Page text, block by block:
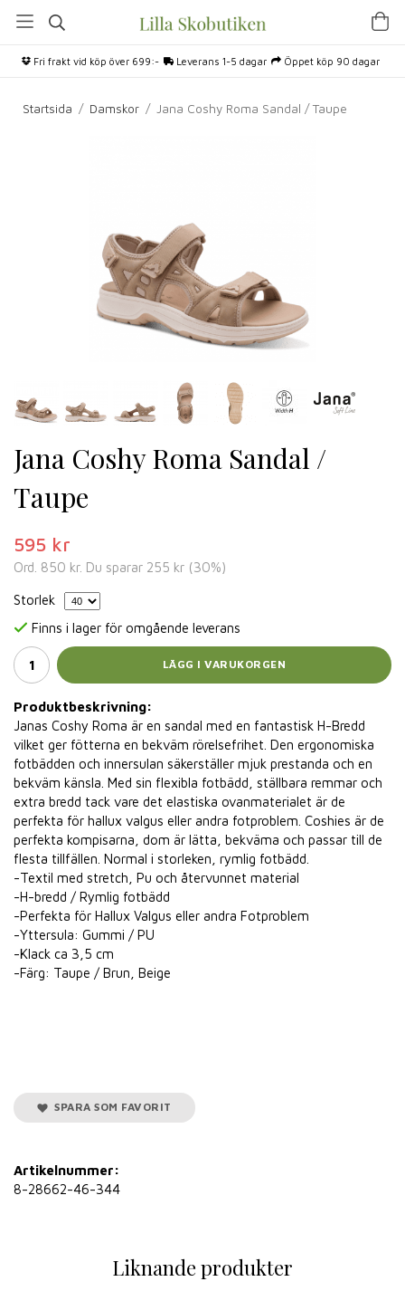
Fri frakt vid köp över 699:- Leverans 1-5 dagar Öppet köp 90 dagar
Startsida / Damskor / Jana Coshy Roma Sandal / Taupe
Jana Coshy Roma Sandal /
Taupe
595 kr
Ord. 850 kr. Du sparar 255 kr (30%)
Storlek
Finns i lager för omgående leverans
LÄGG I VARUKORGEN
Produktbeskrivning:
Janas Coshy Roma är en sandal med en fantastisk H-Bredd
vilket ger fötterna en bekväm rörelsefrihet. Den ergonomiska
fotbädden och innersulan säkerställer mjuk prestanda och en
bekväm känsla. Med sin flexibla fotbädd, ställbara remmar och
extra bredd tack vare det elastiska ovanmaterialet är de
perfekta för hallux valgus eller andra fotproblem. Coshies är de
perfekta kompisarna, dom är lätta, bekväma och passar till de
flesta tillfällen. Normal i storleken, rymlig fotbädd.
-Textil med stretch, Pu och återvunnet material
-H-bredd / Rymlig fotbädd
-Perfekta för Hallux Valgus eller andra Fotproblem
-Yttersula: Gummi / PU
-Klack ca 3,5 cm
-Färg: Taupe / Brun, Beige
SPARA SOM FAVORIT
Artikelnummer:
8-28662-46-344
Liknande produkter